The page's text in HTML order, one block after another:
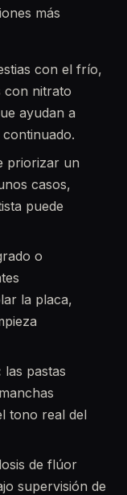
más
con el frío,
con nitrato
ayudan a
priorizar un
casos,
puede
o
la placa,
las pastas
tono real del
de flúor
supervisión de